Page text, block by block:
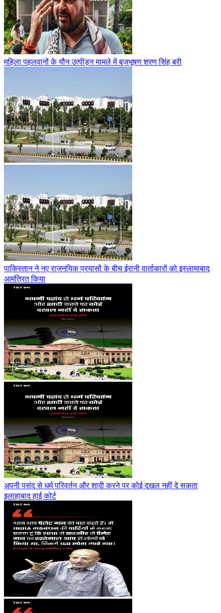
महिला पहलवानों के यौन उत्पीड़न मामले में बृजभूषण शरण सिंह बरी
पाकिस्तान ने नए राजनयिक प्रयासों के बीच ईरानी वार्ताकारों को इस्लामाबाद
आमंत्रित किया
अपनी पसंद से धर्म परिवर्तन और शादी करने पर कोई दखल नहीं दे सकता
इलाहाबाद हाई कोर्ट